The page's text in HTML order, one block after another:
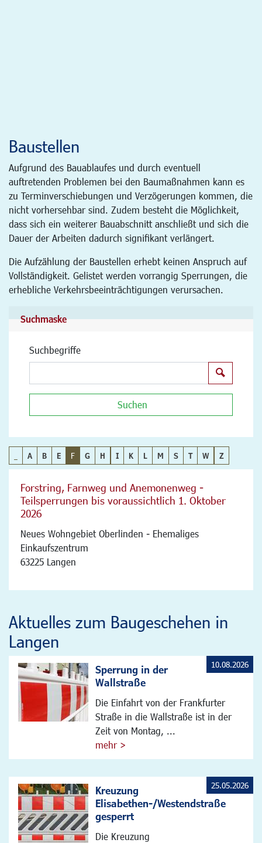
Baustellen
Aufgrund des Bauablaufes und durch eventuell
auftretenden Problemen bei den Baumaßnahmen kann es
zu Terminverschiebungen und Verzögerungen kommen, die
nicht vorhersehbar sind. Zudem besteht die Möglichkeit,
dass sich ein weiterer Bauabschnitt anschließt und sich die
Dauer der Arbeiten dadurch signifikant verlängert.
Die Aufzählung der Baustellen erhebt keinen Anspruch auf
Vollständigkeit. Gelistet werden vorrangig Sperrungen, die
erhebliche Verkehrsbeeinträchtigungen verursachen.
Suchmaske
Suchbegriffe
Suchen
A B E F G H I K L M S T W Z
Forstring, Farnweg und Anemonenweg -
Teilsperrungen bis voraussichtlich 1. Oktober
2026
Neues Wohngebiet Oberlinden - Ehemaliges
Einkaufszentrum
63225 Langen
Aktuelles zum Baugeschehen in
Langen
Sperrung in der
Wallstraße
Die Einfahrt von der Frankfurter
Straße in die Wallstraße ist in der
Zeit von Montag, ...
mehr >
10.08.2026
Kreuzung
Elisabethen-/Westendstraße
gesperrt
Die Kreuzung
25.05.2026